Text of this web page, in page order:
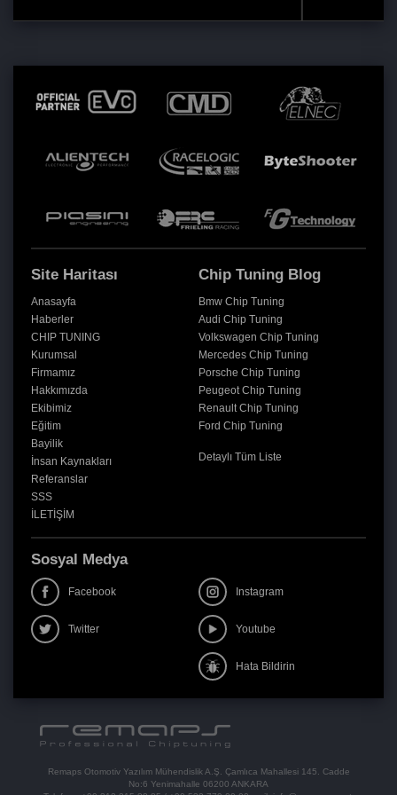
Site Haritası
Anasayfa
Haberler
CHIP TUNING
Kurumsal
Firmamız
Hakkımızda
Ekibimiz
Eğitim
Bayilik
İnsan Kaynakları
Referanslar
SSS
İLETİŞİM
Chip Tuning Blog
Bmw Chip Tuning
Audi Chip Tuning
Volkswagen Chip Tuning
Mercedes Chip Tuning
Porsche Chip Tuning
Peugeot Chip Tuning
Renault Chip Tuning
Ford Chip Tuning
Detaylı Tüm Liste
Sosyal Medya
Facebook Instagram
Twitter Youtube
Hata Bildirin
Remaps Otomotiv Yazılım Mühendislik A.Ş. Çamlıca Mahallesi 145. Cadde
No:6 Yenimahalle 06200 ANKARA